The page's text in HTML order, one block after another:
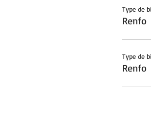
Type de
Renfo
Type de
Renfo